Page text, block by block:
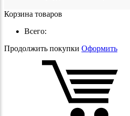
Корзина товаров
Всего:
Продолжить покупки Оформить